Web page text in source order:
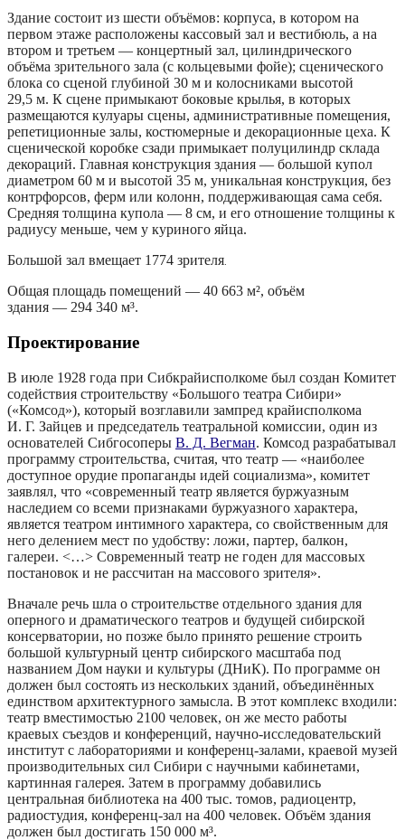
Здание состоит из шести объёмов: корпуса, в котором на
первом этаже расположены кассовый зал и вестибюль, а на
втором и третьем — концертный зал, цилиндрического
объёма зрительного зала (с кольцевыми фойе); сценического
блока со сценой глубиной 30 м и колосниками высотой
29,5 м. К сцене примыкают боковые крылья, в которых
размещаются кулуары сцены, административные помещения,
репетиционные залы, костюмерные и декорационные цеха. К
сценической коробке сзади примыкает полуцилиндр склада
декораций. Главная конструкция здания — большой купол
диаметром 60 м и высотой 35 м, уникальная конструкция, без
контрфорсов, ферм или колонн, поддерживающая сама себя.
Средняя толщина купола — 8 см, и его отношение толщины к
радиусу меньше, чем у куриного яйца.
Большой зал вмещает 1774 зрителя
Общая площадь помещений — 40 663 м², объём
здания — 294 340 м³.
Проектирование
В июле 1928 года при Сибкрайисполкоме был создан Комитет
содействия строительству «Большого театра Сибири»
(«Комсод»), который возглавили зампред крайисполкома
И. Г. Зайцев и председатель театральной комиссии, один из
основателей Сибгосоперы В. Д. Вегман. Комсод разрабатывал
программу строительства, считая, что театр — «наиболее
доступное орудие пропаганды идей социализма», комитет
заявлял, что «современный театр является буржуазным
наследием со всеми признаками буржуазного характера,
является театром интимного характера, со свойственным для
него делением мест по удобству: ложи, партер, балкон,
галереи. <…> Современный театр не годен для массовых
постановок и не рассчитан на массового зрителя».
Вначале речь шла о строительстве отдельного здания для
оперного и драматического театров и будущей сибирской
консерватории, но позже было принято решение строить
большой культурный центр сибирского масштаба под
названием Дом науки и культуры (ДНиК). По программе он
должен был состоять из нескольких зданий, объединённых
единством архитектурного замысла. В этот комплекс входили:
театр вместимостью 2100 человек, он же место работы
краевых съездов и конференций, научно‑исследовательский
институт с лабораториями и конференц‑залами, краевой музей
производительных сил Сибири с научными кабинетами,
картинная галерея. Затем в программу добавились
центральная библиотека на 400 тыс. томов, радиоцентр,
радиостудия, конференц‑зал на 400 человек. Объём здания
должен был достигать 150 000 м³.